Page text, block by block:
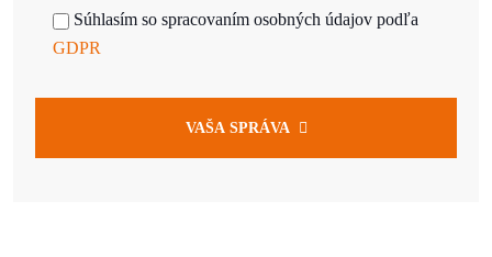
Súhlasím so spracovaním osobných údajov podľa
GDPR
VAŠA SPRÁVA